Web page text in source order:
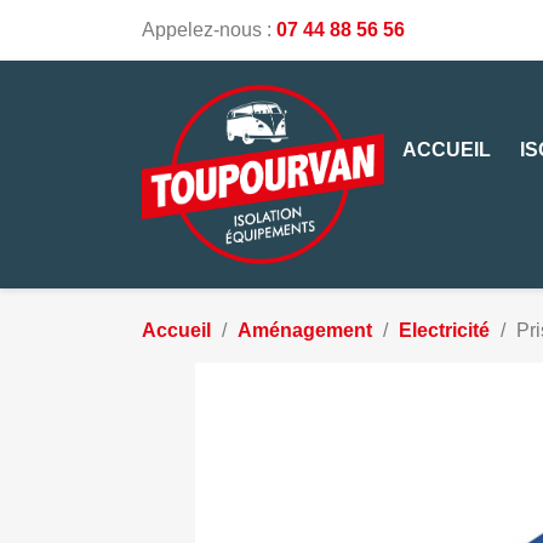
Appelez-nous : 07 44 88 56 56
ACCUEIL
Accueil Aménagement Electricité